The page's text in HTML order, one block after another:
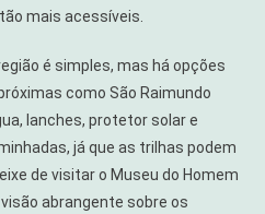
mais acessíveis.
é simples, mas há opções
como São Raimundo
lanches, protetor solar e
já que as trilhas podem
de visitar o Museu do Homem
abrangente sobre os